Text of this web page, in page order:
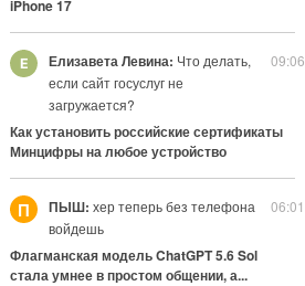
iPhone 17
09:06
Елизавета Левина: Что делать,
если сайт госуслуг не
загружается?
Как установить российские сертификаты
Минцифры на любое устройство
06:01
П ПЫШ: хер теперь без телефона
войдешь
Флагманская модель ChatGPT 5.6 Sol
стала умнее в простом общении, а...